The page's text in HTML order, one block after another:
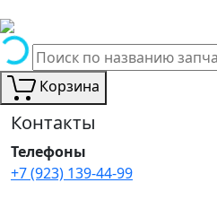
Корзина
Контакты
Телефоны
+7 (923) 139-44-99